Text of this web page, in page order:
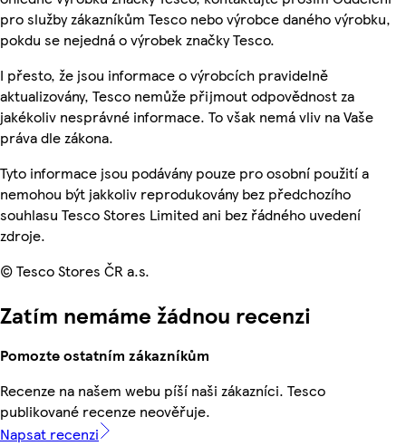
pro služby zákazníkům Tesco nebo výrobce daného výrobku,
pokdu se nejedná o výrobek značky Tesco.
I přesto, že jsou informace o výrobcích pravidelně
aktualizovány, Tesco nemůže přijmout odpovědnost za
jakékoliv nesprávné informace. To však nemá vliv na Vaše
práva dle zákona.
Tyto informace jsou podávány pouze pro osobní použití a
nemohou být jakkoliv reprodukovány bez předchozího
souhlasu Tesco Stores Limited ani bez řádného uvedení
zdroje.
© Tesco Stores ČR a.s.
Zatím nemáme žádnou recenzi
Pomozte ostatním zákazníkům
Recenze na našem webu píší naši zákazníci. Tesco
publikované recenze neověřuje.
Napsat recenzi